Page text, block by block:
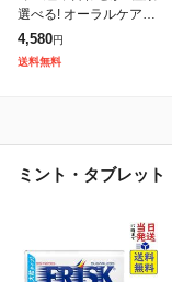
選べる! オーラルケア
キシリトールガム ボト
ルタイプ 4個セット (15
3g(90粒相当)/1個) キシ
4,580円
送料無料
ミント・タブレット